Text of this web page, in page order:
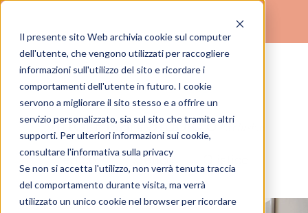
Il presente sito Web archivia cookie sul computer
dell'utente, che vengono utilizzati per raccogliere
informazioni sull'utilizzo del sito e ricordare i
comportamenti dell'utente in futuro. I cookie
servono a migliorare il sito stesso e a offrire un
servizio personalizzato, sia sul sito che tramite altri
supporti. Per ulteriori informazioni sui cookie,
consultarel'informativa sulla privacy
Se non si accetta l'utilizzo, non verrà tenuta traccia
del comportamento durante visita, ma verrà
utilizzato un unico cookie nel browser per ricordare
( TROVA IL TUO STUDIO )
Milano
Vittor Pisani Studio 6
Medico Estetico